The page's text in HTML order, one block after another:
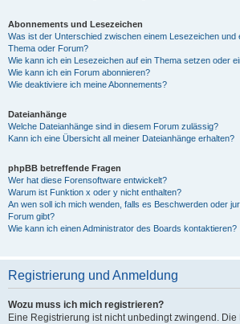
Abonnements und Lesezeichen
Was ist der Unterschied zwischen einem Lesezeichen und
Thema oder Forum?
Wie kann ich ein Lesezeichen auf ein Thema setzen oder
Wie kann ich ein Forum abonnieren?
Wie deaktiviere ich meine Abonnements?
Dateianhänge
Welche Dateianhänge sind in diesem Forum zulässig?
Kann ich eine Übersicht all meiner Dateianhänge erhalten?
phpBB betreffende Fragen
Wer hat diese Forensoftware entwickelt?
Warum ist Funktion x oder y nicht enthalten?
An wen soll ich mich wenden, falls es Beschwerden oder
Forum gibt?
Wie kann ich einen Administrator des Boards kontaktieren?
Registrierung und Anmeldung
Wozu muss ich mich registrieren?
Eine Registrierung ist nicht unbedingt zwingend.